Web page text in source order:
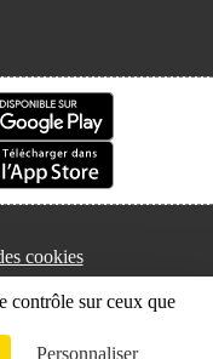
cookies
contrôle sur ceux que
Personnaliser